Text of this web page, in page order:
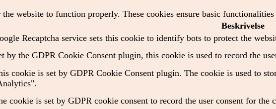
website to function properly. These cookies ensure basic
Beskrivelse
Recaptcha service sets this cookie to identify bots to protect the
by the GDPR Cookie Consent plugin, this cookie is used to record the
cookie is set by GDPR Cookie Consent plugin. The cookie is used to
cookie is set by GDPR cookie consent to record the user consent for the